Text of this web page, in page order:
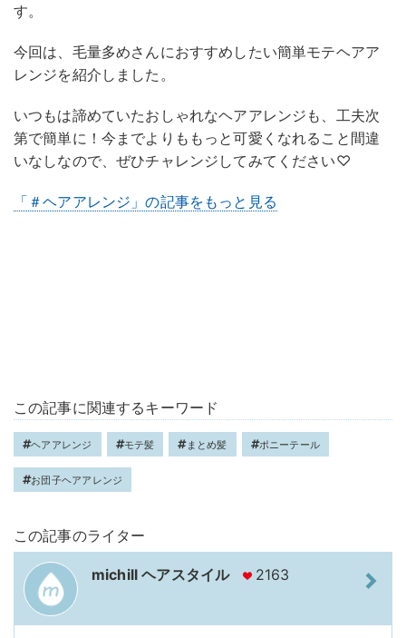
す。
今回は、毛量多めさんにおすすめしたい簡単モテヘアア
レンジを紹介しました。
いつもは諦めていたおしゃれなヘアアレンジも、工夫次
第で簡単に！今までよりももっと可愛くなれること間違
いなしなので、ぜひチャレンジしてみてください♡
「＃ヘアアレンジ」の記事をもっと見る
この記事に関連するキーワード
ヘアアレンジ モテ髪 まとめ髪 ポニーテール
お団子ヘアアレンジ
この記事のライター
michill ヘアスタイル 2163